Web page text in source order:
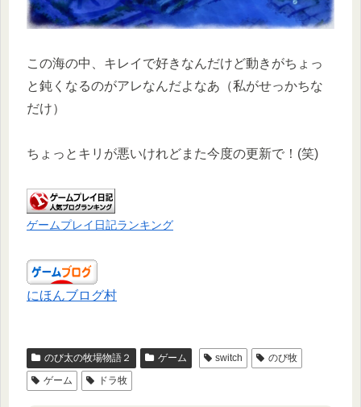
この海の中、キレイで好きなんだけど動きがちょっ
と鈍くなるのがアレなんだよなあ（私がせっかちな
だけ）
ちょっとキリが悪いけれどまた今度の更新で！(笑)
ゲームプレイ日記ランキング
にほんブログ村
のび太の牧場物語２ ゲーム switch
のび牧
ゲーム
ドラ牧